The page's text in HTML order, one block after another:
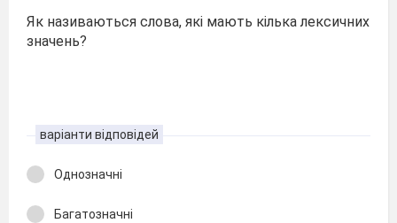
Як називаються слова, які мають кілька лексичних
значень?
варіанти відповідей
Однозначні
Багатозначні